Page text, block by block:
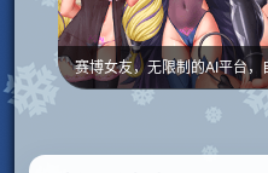
赛博女友，无限制的AI平台，